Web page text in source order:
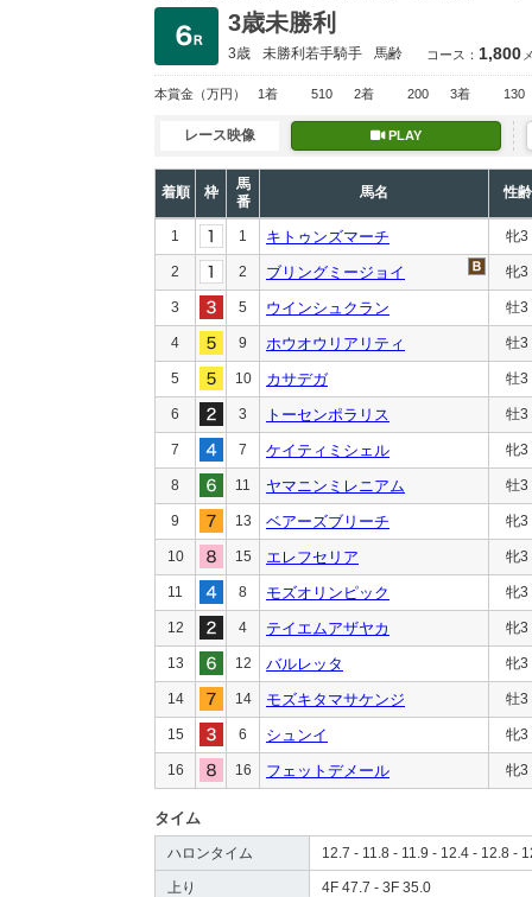
3歳未勝利
3歳 未勝利若手騎手 馬齢 コース： 1,800
本賞金 （万円） 1着 510 2着 200 3着 130
レース映像 PLAY
着順 枠
馬
番
馬名 性齢
1 1 キトゥンズマーチ 牝3
2 2 ブリングミージョイ 牝3
3 5 ウインシュクラン 牡3
4 9 ホウオウリアリティ 牡3
5 10 カサデガ 牡3
6 3 トーセンポラリス 牡3
7 7 ケイティミシェル 牝3
8 11 ヤマニンミレニアム 牡3
9 13 ベアーズブリーチ 牝3
10 15 エレフセリア 牝3
11 8 モズオリンピック 牝3
12 4 テイエムアザヤカ 牝3
13 12 バルレッタ 牝3
14 14 モズキタマサケンジ 牡3
15 6 シュンイ 牝3
16 16 フェットデメール 牝3
タイム
ハロンタイム 12.7 - 11.8 - 11.9 - 12.4 - 12.8 -
上り 4F 47.7 - 3F 35.0